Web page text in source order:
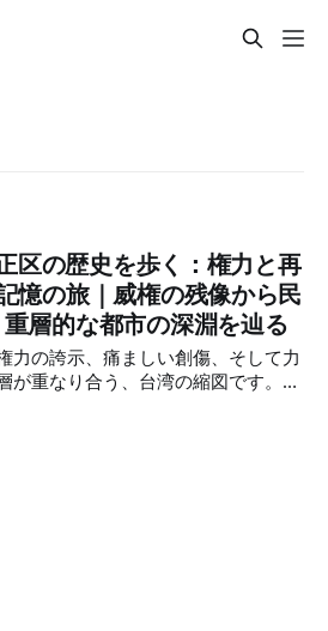
の歴史を歩く：権力と再
憶の旅｜威権の残像から民
層的な都市の深淵を辿る
力の誇示、痛ましい創傷、そして力
が重なり合う、台湾の縮図です。こ
積もった記憶の層を観察し、かつて